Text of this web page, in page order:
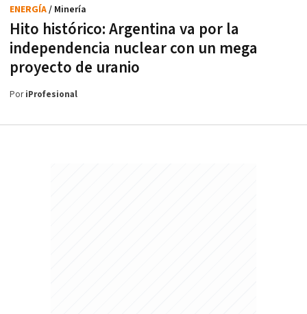
Hito histórico: Argentina va por la
independencia nuclear con un mega
proyecto de uranio
ENERGÍA/ Minería
PoriProfesional